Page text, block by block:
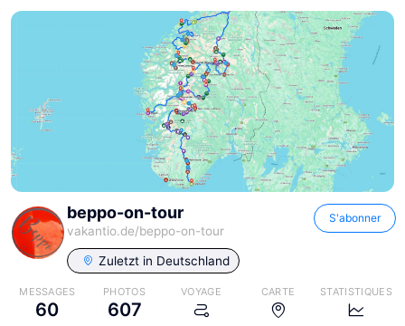
beppo-on-tour
vakantio.de/beppo-on-tour
S'abonner
Zuletzt in Deutschland
MESSAGES
60
PHOTOS
607
VOYAGE CARTE STATISTIQUES